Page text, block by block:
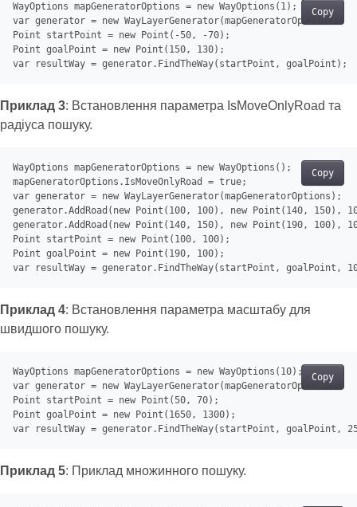
Copy
WayOptions mapGeneratorOptions = new WayOptions( 1
var generator = new WayLayerGenerator(mapGeneratorOptions);
Point startPoint = new Point(-50, -70);
Point goalPoint = new Point( 150, 130
var resultWay = generator
Приклад 3: Встановлення параметра IsMoveOnlyRoad та
радіуса пошуку.
Copy
WayOptions
mapGeneratorOptions
var
generator.AddRoad(new Point( 100, 100), new Point( 140, 150),
generator.AddRoad(new Point( 140, 150), new Point( 190, 100),
Point startPoint = new Point( 100, 100
Point goalPoint = new Point( 190, 100
var resultWay = generator.FindTheWay(startPoint, goalPoint,
Приклад 4: Встановлення параметра масштабу для
швидшого пошуку.
Copy
WayOptions mapGeneratorOptions = new WayOptions( 10
var generator = new WayLayerGenerator(mapGeneratorOptions);
Point startPoint = new Point(50, 70);
Point goalPoint = new Point( 1650, 1300
var resultWay = generator.FindTheWay(startPoint, goalPoint,
Приклад 5: Приклад множинного пошуку.